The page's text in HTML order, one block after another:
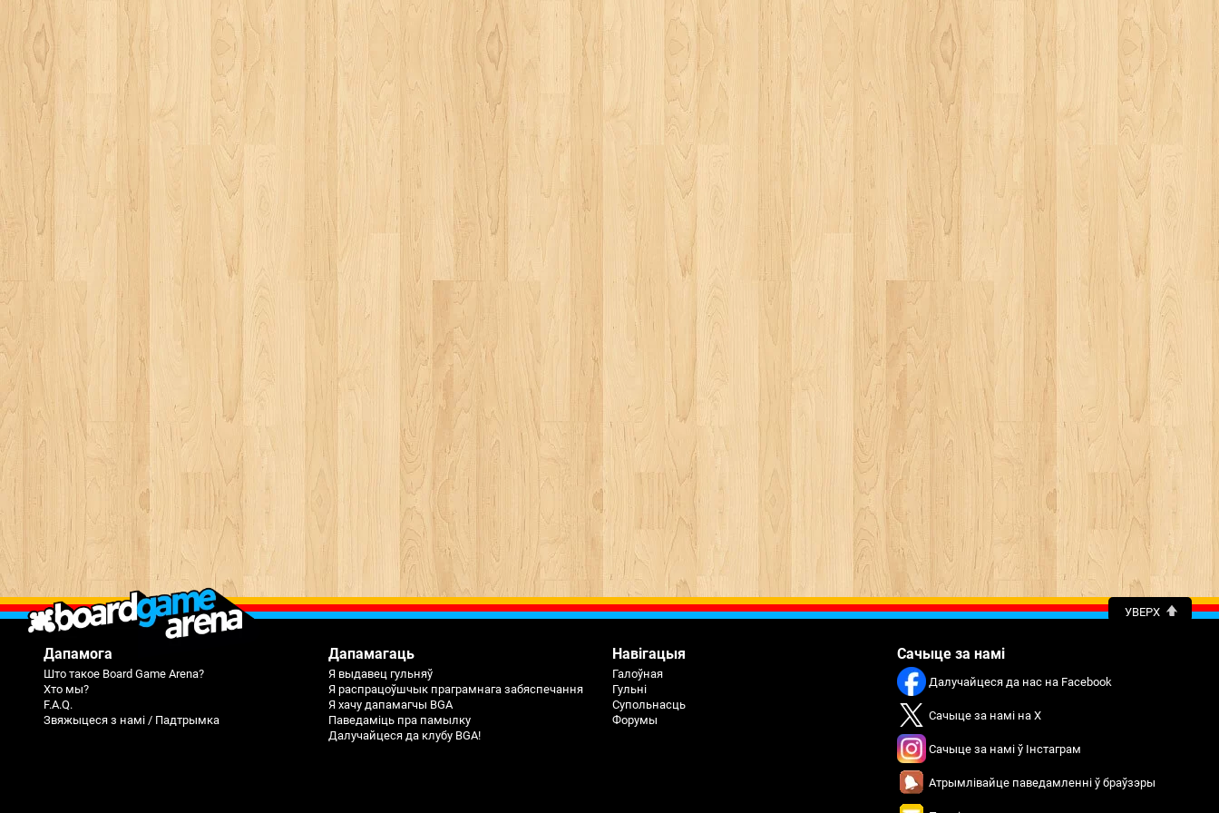
УВЕРХ
Дапамога
Што такое Board Game Arena?
Хто мы?
F.A.Q.
Звяжыцеся з намі / Падтрымка
Дапамагаць
Я выдавец гульняў
Я распрацоўшчык праграмнага забяспечання
Я хачу дапамагчы BGA
Паведаміць пра памылку
Далучайцеся да клубу BGA!
Навігацыя
Галоўная
Гульні
Супольнасць
Форумы
Сачыце за намі
Далучайцеся да нас на Facebook
Сачыце за намі на X
Сачыце за намі ў Інстаграм
Атрымлівайце паведамленні ў браўзэры